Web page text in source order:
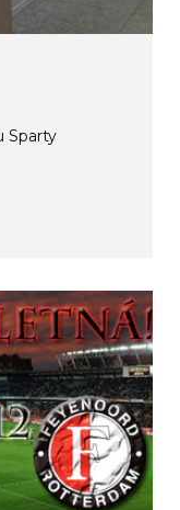
Sparty